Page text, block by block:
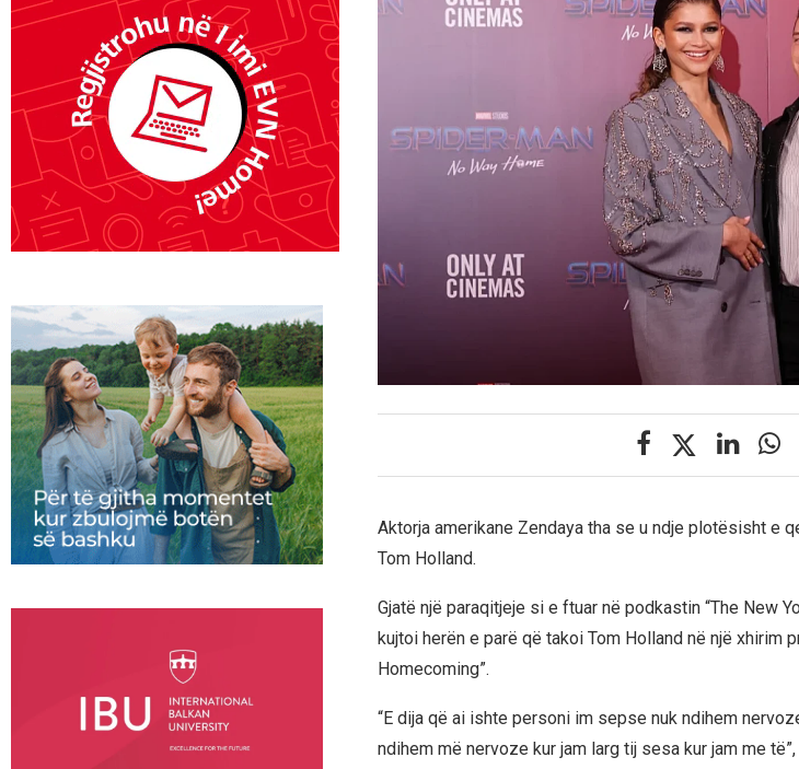
Aktorja amerikane Zendaya tha se u ndje plotësisht e
Tom Holland.
Gjatë një paraqitjeje si e ftuar në podkastin “The New
kujtoi herën e parë që takoi Tom Holland në një xhirim
Homecoming”.
“E dija që ai ishte personi im sepse nuk ndihem
ndihem më nervoze kur jam larg tij sesa kur jam me të”,